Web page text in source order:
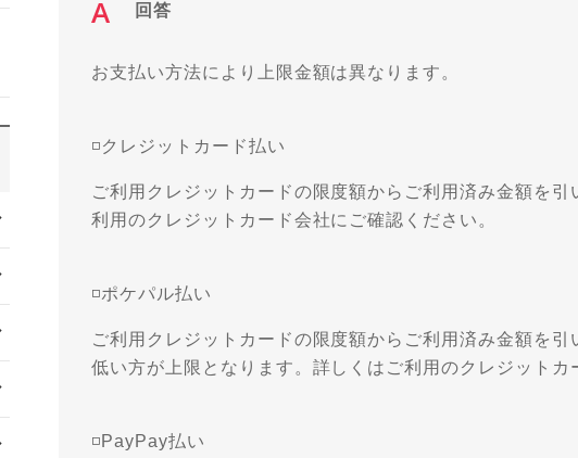
回答
お支払い方法により上限金額は異なります。
◽️クレジットカード払い
ご利用クレジットカードの限度額からご利用済み金額を
利用のクレジットカード会社にご確認ください。
◽️ポケパル払い
ご利用クレジットカードの限度額からご利用済み金額を
低い方が上限となります。詳しくはご利用のクレジットカ
◽️PayPay払い